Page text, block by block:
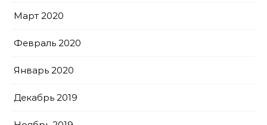
Март 2020
Февраль 2020
Январь 2020
Декабрь 2019